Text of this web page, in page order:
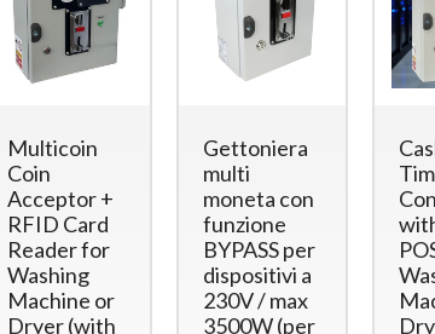
Multicoin
Coin
Acceptor +
RFID Card
Reader for
Washing
Machine or
Dryer (with
Gettoniera
multi
moneta con
funzione
BYPASS per
dispositivi a
230V / max
3500W (per